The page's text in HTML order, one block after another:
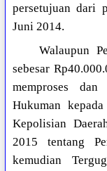
persetujuan dari
Juni 2014.
Walaupun
sebesar
memproses dan
Hukuman
Kepolisian
2015 tentang
kemudian